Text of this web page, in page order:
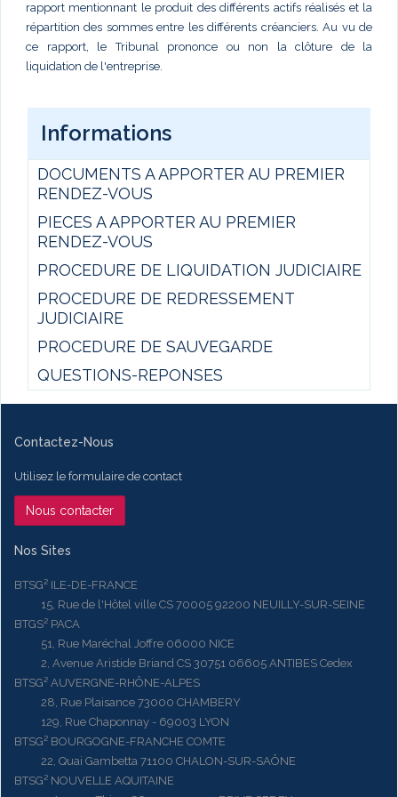
rapport mentionnant le produit des différents actifs réalisés et la
répartition des sommes entre les différents créanciers. Au vu de
ce rapport, le Tribunal prononce ou non la clôture de la
liquidation de l'entreprise.
Informations
DOCUMENTS A APPORTER AU PREMIER
RENDEZ-VOUS
PIECES A APPORTER AU PREMIER
RENDEZ-VOUS
PROCEDURE DE LIQUIDATION JUDICIAIRE
PROCEDURE DE REDRESSEMENT
JUDICIAIRE
PROCEDURE DE SAUVEGARDE
QUESTIONS-REPONSES
Contactez-Nous
Utilisez le formulaire de contact
Nous contacter
Nos Sites
BTSG² ILE-DE-FRANCE
15, Rue de l'Hôtel ville CS 70005 92200 NEUILLY-SUR-SEINE
BTGS² PACA
51, Rue Maréchal Joffre 06000 NICE
2, Avenue Aristide Briand CS 30751 06605 ANTIBES Cedex
BTSG² AUVERGNE-RHÔNE-ALPES
28, Rue Plaisance 73000 CHAMBERY
129, Rue Chaponnay - 69003 LYON
BTSG² BOURGOGNE-FRANCHE COMTE
22, Quai Gambetta 71100 CHALON-SUR-SAÔNE
BTSG² NOUVELLE AQUITAINE